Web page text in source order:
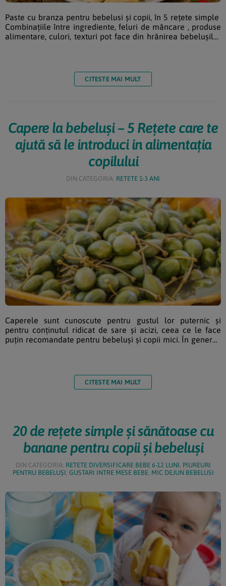
Paste cu branza pentru bebelusi și copii, în 5 rețete simple
Combinațiile între ingrediente, feluri de mâncare , produse
alimentare, culori, texturi pot face din hrănirea bebelușilor
ale celor mici), prepararea meselor urmănd să devină o
plăcere. Pastele pot fi un ingredient al rețetelor […]
CITESTE MAI MULT
Capere la bebeluși – 5 Rețete care te
ajută să le introduci in alimentația
copilului
DIN CATEGORIA: RETETE 1-3 ANI
Caperele sunt cunoscute pentru gustul lor puternic și
pentru conținutul ridicat de sare și acizi, ceea ce le face
puțin recomandate pentru bebeluși și copii mici. În general,
savoarea unică a caperelor și versatilitatea lor în bucătărie.
Află mai multe despre capere, ele […]
CITESTE MAI MULT
20 de rețete simple și sănătoase cu
banane pentru copii și bebeluși
DIN CATEGORIA: RETETE DIVERSIFICARE BEBE 6-12 LUNI PIUREURI
PENTRU BEBELUȘI GUSTARI INTRE MESE BEBE, MIC DEJUN BEBELUSI